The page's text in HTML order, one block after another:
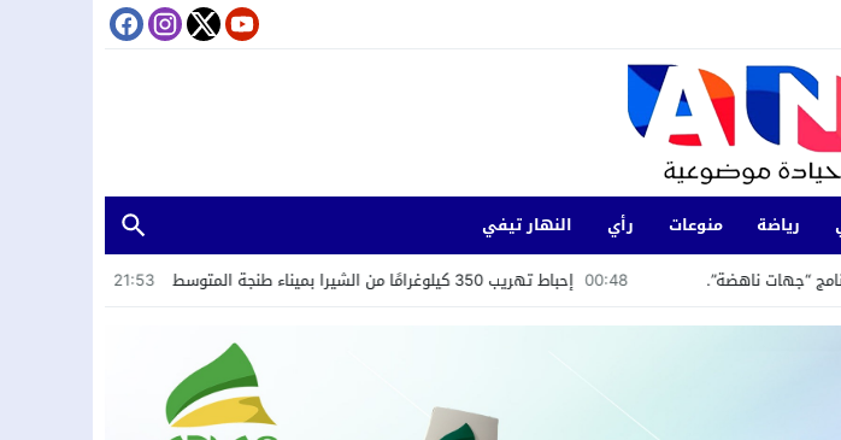
رياضة منوعات رأي
النهار تيفي
00:48 إحباط تهريب 350 كيلوغرامًا من الشيرا بميناء طنجة المتوسط 21:53 فيديو يوثق ابتزاز سائحين يطيح